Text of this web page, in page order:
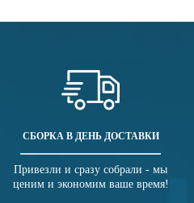
СБОРКА В ДЕНЬ ДОСТАВКИ
Привезли и сразу собрали - мы
ценим и экономим ваше время!